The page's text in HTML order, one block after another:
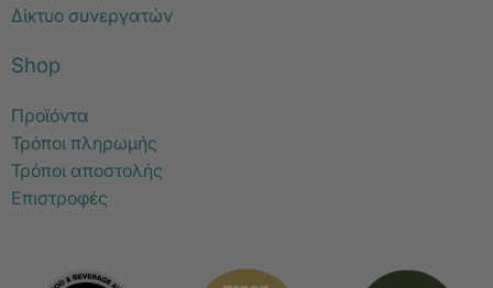
Δίκτυο συνεργατών
Shop
Προϊόντα
Τρόποι πληρωμής
Τρόποι αποστολής
Επιστροφές